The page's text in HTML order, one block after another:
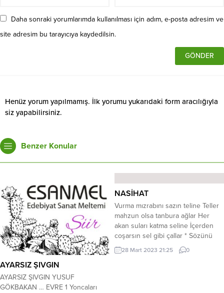
Daha sonraki yorumlarımda kullanılması için adım, e-posta adresim ve
site adresim bu tarayıcıya kaydedilsin.
Henüz yorum yapılmamış. İlk yorumu yukarıdaki form aracılığıyla
siz yapabilirsiniz.
Benzer Konular
AYARSIZ ŞIVGIN
AYARSIZ ŞIVGIN YUSUF
GÖKBAKAN … EVRE 1 Yoncaları
NASİHAT
Vurma mızrabını sazın teline Teller
mahzun olsa tanbura ağlar Her
akan suları katma seline İçerden
coşarsın sel gibi çallar * Sözünü
söyleme sorulmuyunca Torun
çekme düzen kurulmuyunca İçme
28 Mart 2023 21:25 0